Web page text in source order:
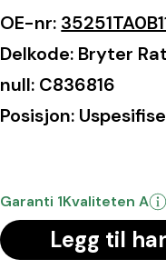
OE-nr:
Delkode: Bryter
null: C836816
Posisjon:
Garanti 1Kvaliteten A
Legg til